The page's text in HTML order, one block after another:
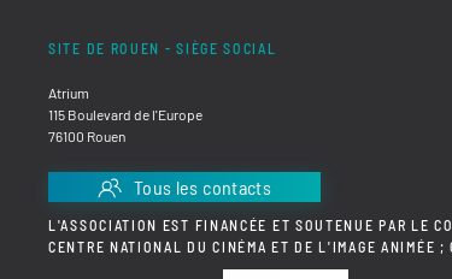
SITE DE ROUEN - SIÈGE SOCIAL
Atrium
115 Boulevard de l'Europe
76100 Rouen
Tous les contacts
L'ASSOCIATION EST FINANCÉE ET SOUTENUE PAR LE
CENTRE NATIONAL DU CINÉMA ET DE L'IMAGE ANIMÉE